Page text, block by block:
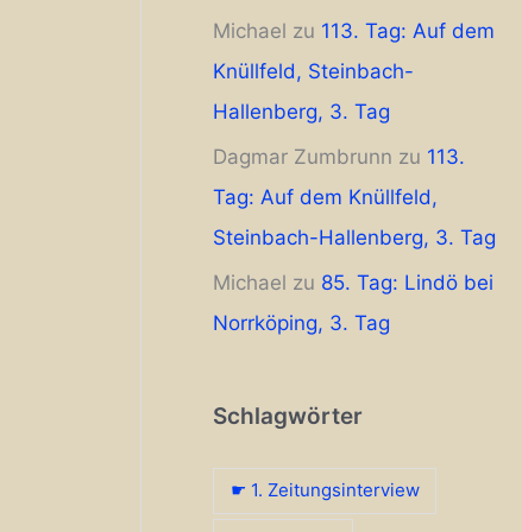
Michael zu 113. Tag: Auf dem
Knüllfeld, Steinbach-
Hallenberg, 3. Tag
Dagmar Zumbrunn zu 113.
Tag: Auf dem Knüllfeld,
Steinbach-Hallenberg, 3. Tag
Michael zu 85. Tag: Lindö bei
Norrköping, 3. Tag
Schlagwörter
☛ 1. Zeitungsinterview